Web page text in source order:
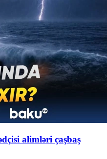
alimləri çaşbaş